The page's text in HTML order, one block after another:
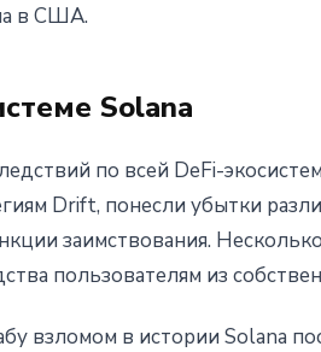
в США.
Solana
по всей DeFi-
Drift, понесли убытки
заимствования.
пользователям из
взломом в истории Solana